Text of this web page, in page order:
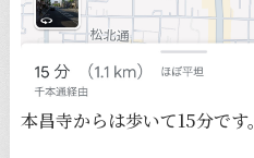
本昌寺からは歩いて15分です。